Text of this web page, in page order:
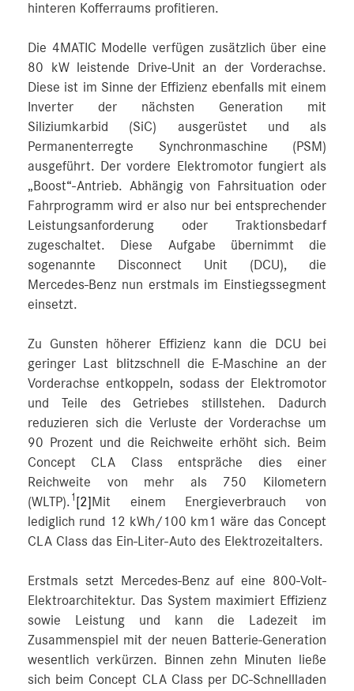
hinteren Kofferraums profitieren.
Die 4MATIC Modelle verfügen zusätzlich über eine
80 kW leistende Drive-Unit an der Vorderachse.
Diese ist im Sinne der Effizienz ebenfalls mit einem
Inverter der nächsten Generation mit
Siliziumkarbid (SiC) ausgerüstet und als
Permanenterregte Synchronmaschine (PSM)
ausgeführt. Der vordere Elektromotor fungiert als
„Boost“-Antrieb. Abhängig von Fahrsituation oder
Fahrprogramm wird er also nur bei entsprechender
Leistungsanforderung oder Traktionsbedarf
zugeschaltet. Diese Aufgabe übernimmt die
sogenannte Disconnect Unit (DCU), die
Mercedes‑Benz nun erstmals im Einstiegssegment
einsetzt.
Zu Gunsten höherer Effizienz kann die DCU bei
geringer Last blitzschnell die E-Maschine an der
Vorderachse entkoppeln, sodass der Elektromotor
und Teile des Getriebes stillstehen. Dadurch
reduzieren sich die Verluste der Vorderachse um
90 Prozent und die Reichweite erhöht sich. Beim
Concept CLA Class entspräche dies einer
Reichweite von mehr als 750 Kilometern
(WLTP). 1 [2] Mit einem Energieverbrauch von
lediglich rund 12 kWh/100 km1 wäre das Concept
CLA Class das Ein-Liter-Auto des Elektrozeitalters.
Erstmals setzt Mercedes-Benz auf eine 800-Volt-
Elektroarchitektur. Das System maximiert Effizienz
sowie Leistung und kann die Ladezeit im
Zusammenspiel mit der neuen Batterie-Generation
wesentlich verkürzen. Binnen zehn Minuten ließe
sich beim Concept CLA Class per DC-Schnellladen